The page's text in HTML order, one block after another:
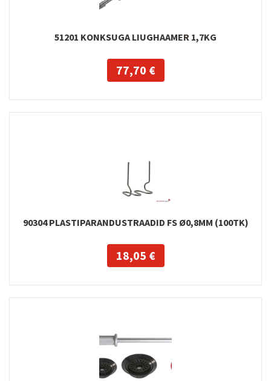
51201 KONKSUGA LIUGHAAMER 1,7KG
77,70 €
90304 PLASTIPARANDUSTRAADID FS Ø0,8MM (100TK)
18,05 €